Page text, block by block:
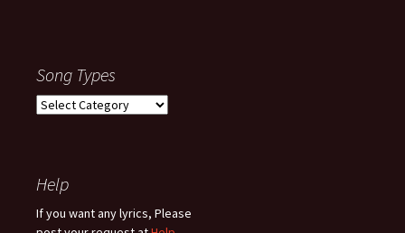
Song Types
Song
Help
If you want any lyrics, Please